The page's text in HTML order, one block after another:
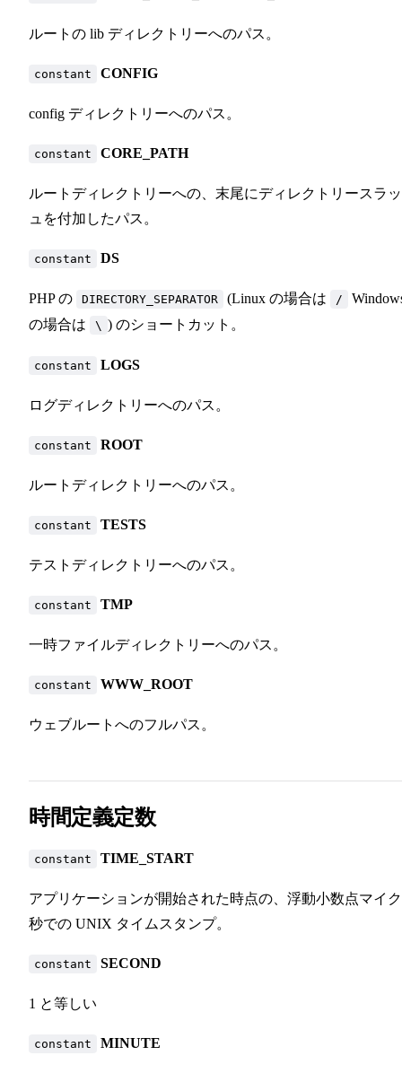
ルートの lib ディレクトリーへのパス。
constant CONFIG
config ディレクトリーへのパス。
constant CORE_PATH
ルートディレクトリーへの、末尾にディレクトリースラ
ュを付加したパス。
constant DS
PHP の DIRECTORY_SEPARATOR (Linux の場合は /
の場合は
\ ) のショートカット。
constant LOGS
ログディレクトリーへのパス。
constant ROOT
ルートディレクトリーへのパス。
constant TESTS
テストディレクトリーへのパス。
constant TMP
一時ファイルディレクトリーへのパス。
constant WWW_ROOT
ウェブルートへのフルパス。
時間定義定数
constant TIME_START
アプリケーションが開始された時点の、浮動小数点マイ
秒での UNIX タイムスタンプ。
constant SECOND
1 と等しい
constant MINUTE